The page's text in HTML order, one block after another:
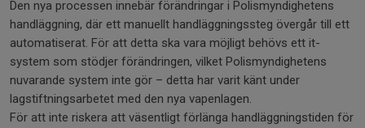
Den nya processen innebär förändringar i Polismyndighetens
handläggning, där ett manuellt handläggningssteg övergår till ett
automatiserat. För att detta ska vara möjligt behövs ett it-
system som stödjer förändringen, vilket Polismyndighetens
nuvarande system inte gör – detta har varit känt under
lagstiftningsarbetet med den nya vapenlagen.
För att inte riskera att väsentligt förlänga handläggningstiden för